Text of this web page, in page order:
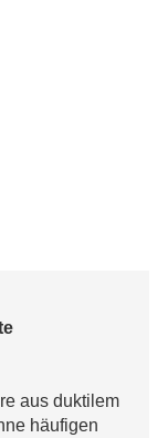
aus duktilem
häufigen